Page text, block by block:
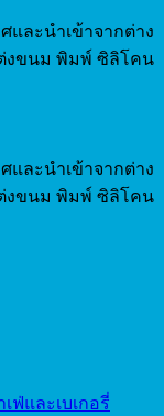
และนำเข้าจากต่าง
งขนม พิมพ์ ซิลิโคน
และนำเข้าจากต่าง
งขนม พิมพ์ ซิลิโคน
ฟ่และเบเกอรี่